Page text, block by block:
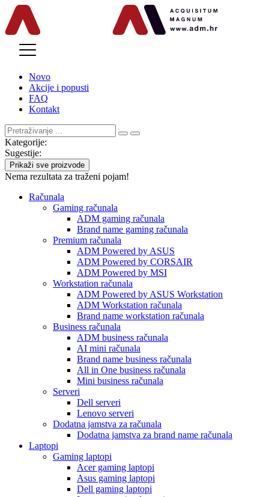
Novo
Akcije i popusti
FAQ
Kontakt
Kategorije:
Sugestije:
Prikaži sve proizvode
Nema rezultata za traženi pojam!
Računala
Gaming računala
ADM gaming računala
Brand name gaming računala
Premium računala
ADM Powered by ASUS
ADM Powered by CORSAIR
ADM Powered by MSI
Workstation računala
ADM Powered by ASUS Workstation
ADM Workstation računala
Brand name workstation računala
Business računala
ADM business računala
AI mini računala
Brand name business računala
All in One business računala
Mini business računala
Serveri
Dell serveri
Lenovo serveri
Dodatna jamstva za računala
Dodatna jamstva za brand name računala
Laptopi
Gaming laptopi
Acer gaming laptopi
Asus gaming laptopi
Dell gaming laptopi